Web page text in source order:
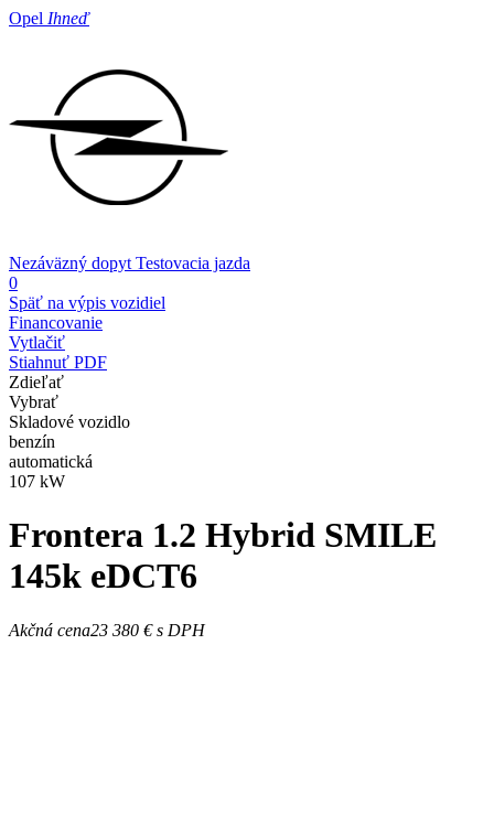
Opel Ihneď
Nezáväzný dopyt Testovacia jazda
0
Späť na výpis vozidiel
Financovanie
Vytlačiť
Stiahnuť PDF
Zdieľať
Vybrať
Skladové vozidlo
benzín
automatická
107 kW
Frontera 1.2 Hybrid SMILE
145k eDCT6
Akčná cena23 380 €s DPH